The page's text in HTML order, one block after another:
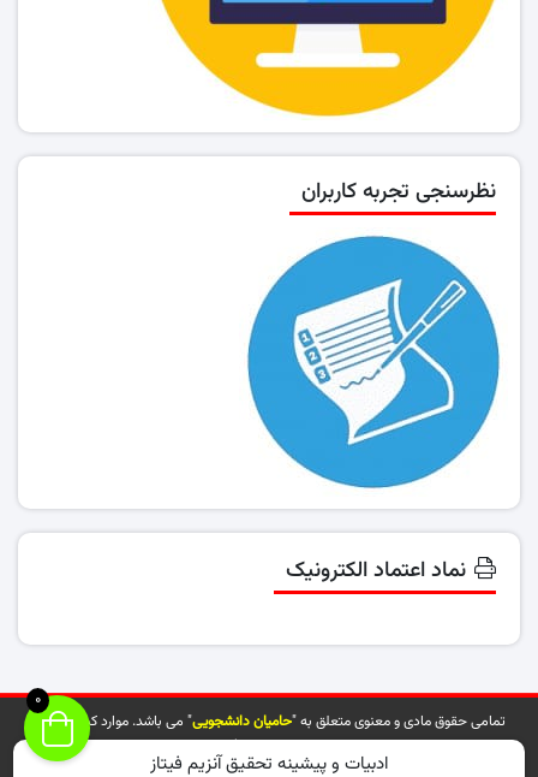
نظرسنجی تجربه کاربران
نماد اعتماد الکترونیک
تمامی حقوق مادی و معنوی متعلق به "حامیان دانشجویی" می باشد. موارد کپی شده از
0
ادبیات و پیشینه تحقیق آنزیم فیتاز